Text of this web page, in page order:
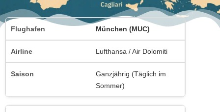
München (MUC)
Lufthansa / Air Dolomiti
Ganzjährig (Täglich im
Sommer)